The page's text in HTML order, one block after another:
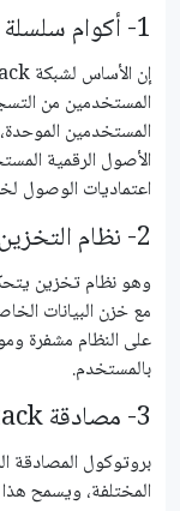
1- أكوام سلسلة الكتل Blockchain Stacks
المستخدمين من
المستخدمين
الأصول الرقمية
اعتماديات الوصول
2- نظام التخزين Gaia
وهو نظام تخزين
مع خزن البيانات
على النظام مشفرة
بالمستخدم.
3- مصادقة Blockstack
بروتوكول المصادقة
المختلفة، ويسمح